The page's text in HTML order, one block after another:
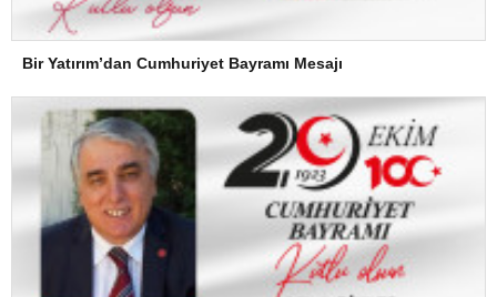
Bir Yatırım’dan Cumhuriyet Bayramı Mesajı